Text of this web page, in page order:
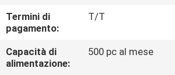
NOTIZIA
CASI
Termini di
pagamento:
T/T
Capacità di
alimentazione:
500 pc al mese